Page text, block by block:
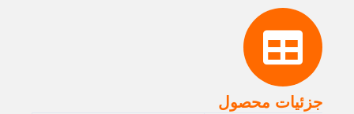
جزئیات محصول